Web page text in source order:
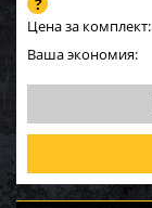
Цена за комплект:
Ваша экономия: